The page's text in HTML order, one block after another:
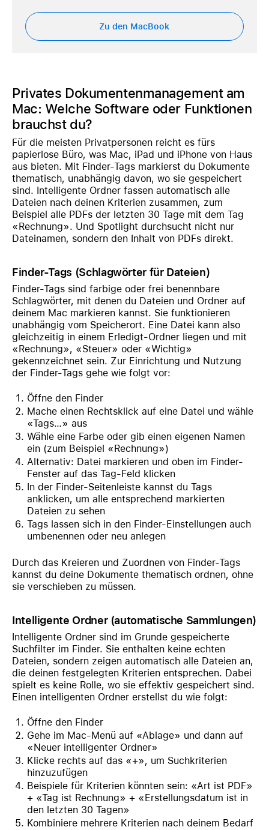
Zu den MacBook
Privates Dokumentenmanagement am
Mac: Welche Software oder Funktionen
brauchst du?
Für die meisten Privatpersonen reicht es fürs
papierlose Büro, was Mac, iPad und iPhone von Haus
aus bieten. Mit Finder-Tags markierst du Dokumente
thematisch, unabhängig davon, wo sie gespeichert
sind. Intelligente Ordner fassen automatisch alle
Dateien nach deinen Kriterien zusammen, zum
Beispiel alle PDFs der letzten 30 Tage mit dem Tag
«Rechnung». Und Spotlight durchsucht nicht nur
Dateinamen, sondern den Inhalt von PDFs direkt.
Finder-Tags (Schlagwörter für Dateien)
Finder-Tags sind farbige oder frei benennbare
Schlagwörter, mit denen du Dateien und Ordner auf
deinem Mac markieren kannst. Sie funktionieren
unabhängig vom Speicherort. Eine Datei kann also
gleichzeitig in einem Erledigt-Ordner liegen und mit
«Rechnung», «Steuer» oder «Wichtig»
gekennzeichnet sein. Zur Einrichtung und Nutzung
der Finder-Tags gehe wie folgt vor:
Öffne den Finder
Mache einen Rechtsklick auf eine Datei und wähle
«Tags…» aus
Wähle eine Farbe oder gib einen eigenen Namen
ein (zum Beispiel «Rechnung»)
Alternativ: Datei markieren und oben im Finder-
Fenster auf das Tag-Feld klicken
In der Finder-Seitenleiste kannst du Tags
anklicken, um alle entsprechend markierten
Dateien zu sehen
Tags lassen sich in den Finder-Einstellungen auch
umbenennen oder neu anlegen
Durch das Kreieren und Zuordnen von Finder-Tags
kannst du deine Dokumente thematisch ordnen, ohne
sie verschieben zu müssen.
Intelligente Ordner (automatische Sammlungen)
Intelligente Ordner sind im Grunde gespeicherte
Suchfilter im Finder. Sie enthalten keine echten
Dateien, sondern zeigen automatisch alle Dateien an,
die deinen festgelegten Kriterien entsprechen. Dabei
spielt es keine Rolle, wo sie effektiv gespeichert sind.
Einen intelligenten Ordner erstellst du wie folgt:
Öffne den Finder
Gehe im Mac-Menü auf «Ablage» und dann auf
«Neuer intelligenter Ordner»
Klicke rechts auf das «+», um Suchkriterien
hinzuzufügen
Beispiele für Kriterien könnten sein: «Art ist PDF»
+ «Tag ist Rechnung» + «Erstellungsdatum ist in
den letzten 30 Tagen»
Kombiniere mehrere Kriterien nach deinem Bedarf